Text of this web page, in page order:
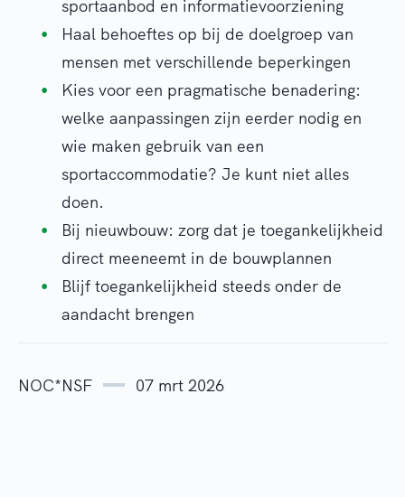
sportaanbod en informatievoorziening
Haal behoeftes op bij de doelgroep van
mensen met verschillende beperkingen
Kies voor een pragmatische benadering:
welke aanpassingen zijn eerder nodig en
wie maken gebruik van een
sportaccommodatie? Je kunt niet alles
doen.
Bij nieuwbouw: zorg dat je toegankelijkheid
direct meeneemt in de bouwplannen
Blijf toegankelijkheid steeds onder de
aandacht brengen
NOC*NSF 07 mrt 2026